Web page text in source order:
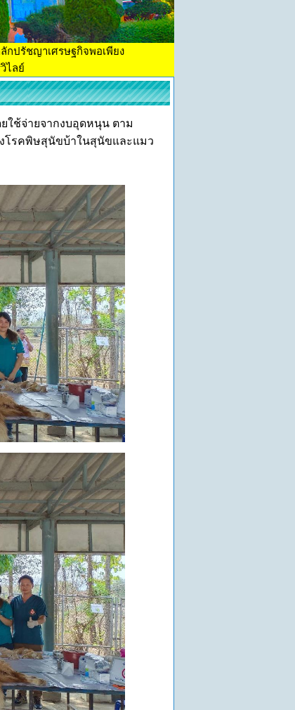
ปรัชญาเศรษฐกิจพอเพียง
ไลย์
ใช้จ่ายจากงบอุดหนุน ตาม
โรคพิษสุนัขบ้าในสุนัขและแมว